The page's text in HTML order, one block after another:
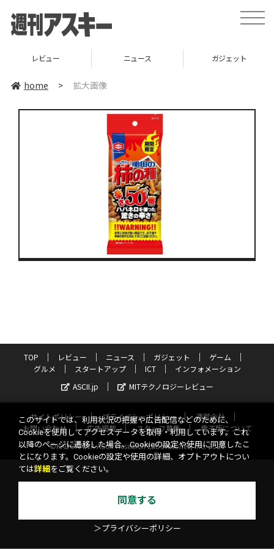
toggle
レビュー ニュース ガジェット
home > 拡大画像
TOP レビュー ニュース ガジェット
ゲーム
グルメ
スタートアップ ICT
インフォメーション
ASCII.jp
MITテクノロジーレビュー
サイトポリシー プライバシーポリシー
運営会社
お問い合わせ
広告掲載 スタッフ募集
電子版について
©KADOKAWA ASCII Research Laboratories, Inc. 2026
このサイトでは、利用状況の把握や広告配信などのために、
Cookieを使用してアクセスデータを取得・利用しています。これ
以降のページに遷移した場合、Cookieの設定や使用に同意したこ
とになります。Cookieの設定や使用の詳細、オプトアウトについ
ては詳細 をご覧ください。
同意する
＞プライバシーポリシー